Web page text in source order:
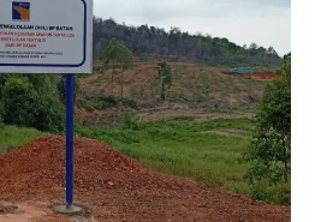
Batam Tegaskan RT dan
bukan Petugas Pendataan
Pemungutan Pajak
AGUSTUS 1, 2026 0